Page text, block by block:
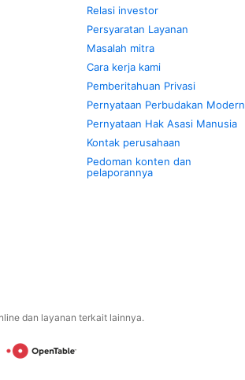
Relasi investor
Persyaratan Layanan
Masalah mitra
Cara kerja kami
Pemberitahuan Privasi
Pernyataan Perbudakan Modern
Pernyataan Hak Asasi Manusia
Kontak perusahaan
Pedoman konten dan
pelaporannya
dan layanan terkait lainnya.